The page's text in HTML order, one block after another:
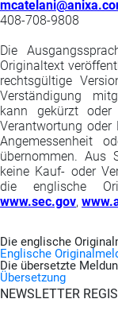
408-708-9808
Die
Originaltext
rechtsgültige
Verständigung
kann gekürzt
Verantwortung
Angemessenheit
übernommen. Aus
keine Kauf- oder
die englische
www.sec.gov,
Die englische
Englische
Die übersetzte
Übersetzung
NEWSLETTER